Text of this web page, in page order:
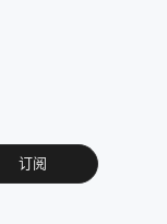
订阅